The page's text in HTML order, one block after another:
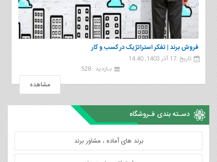
فروش برند | تفکر استراتژیک در کسب و کار
تاریخ :17 آذر 1403, 14:40
بـازدید : 528
مشاهده
دسـته بندی فـروشگاه
برند های آماده ، مشاور برند